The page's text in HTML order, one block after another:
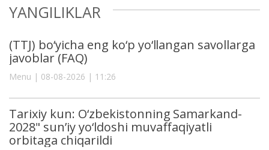
YANGILIKLAR
(TTJ) bo‘yicha eng ko‘p yo‘llangan savollarga
javoblar (FAQ)
Menu | 08-08-2026 | 11:26
Tarixiy kun: O‘zbekistonning Samarkand-
2028" sun’iy yo‘ldoshi muvaffaqiyatli
orbitaga chiqarildi